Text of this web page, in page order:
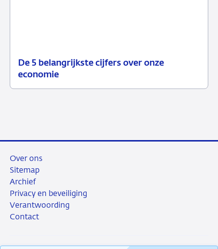
De 5 belangrijkste cijfers over onze
economie
12
Achtergrond
Over ons
Sitemap
Archief
Privacy en beveiliging
Verantwoording
Contact